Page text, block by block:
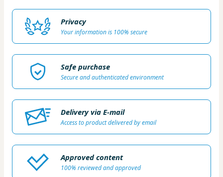
Privacy
Your information is 100% secure
Safe purchase
Secure and authenticated environment
Delivery via E-mail
Access to product delivered by email
Approved content
100% reviewed and approved